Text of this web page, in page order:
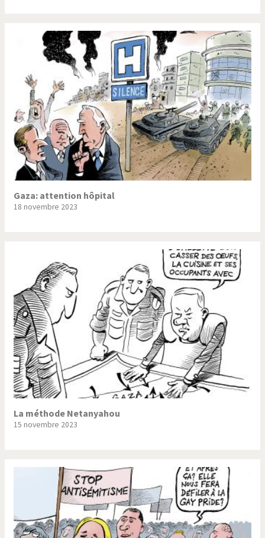
Gaza: attention hôpital
18 novembre 2023
La méthode Netanyahou
15 novembre 2023